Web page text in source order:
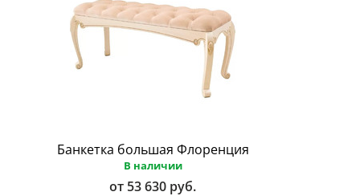
Банкетка большая Флоренция
В наличии
от 53 630 руб.